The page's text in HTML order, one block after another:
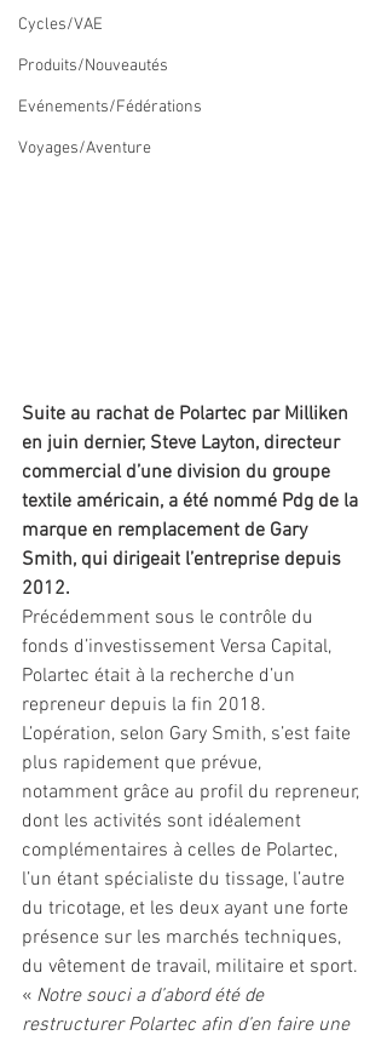
Cycles/VAE
Produits/Nouveautés
Evénements/Fédérations
Voyages/Aventure
Suite au rachat de Polartec par Milliken
en juin dernier, Steve Layton, directeur
commercial d’une division du groupe
textile américain, a été nommé Pdg de la
marque en remplacement de Gary
Smith, qui dirigeait l’entreprise depuis
2012.
Précédemment sous le contrôle du
fonds d’investissement Versa Capital,
Polartec était à la recherche d’un
repreneur depuis la fin 2018.
L’opération, selon Gary Smith, s’est faite
plus rapidement que prévue,
notamment grâce au profil du repreneur,
dont les activités sont idéalement
complémentaires à celles de Polartec,
l’un étant spécialiste du tissage, l’autre
du tricotage, et les deux ayant une forte
présence sur les marchés techniques,
du vêtement de travail, militaire et sport.
« Notre souci a d’abord été de
restructurer Polartec afin d’en faire une